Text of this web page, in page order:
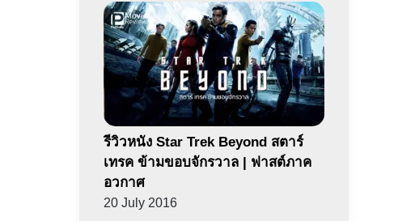
รีวิวหนัง Star Trek Beyond สตาร์
เทรค ข้ามขอบจักรวาล | ฟาสต์ภาค
อวกาศ
20 July 2016